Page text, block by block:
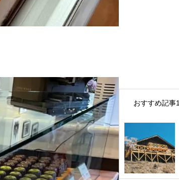
おすすめ記事1